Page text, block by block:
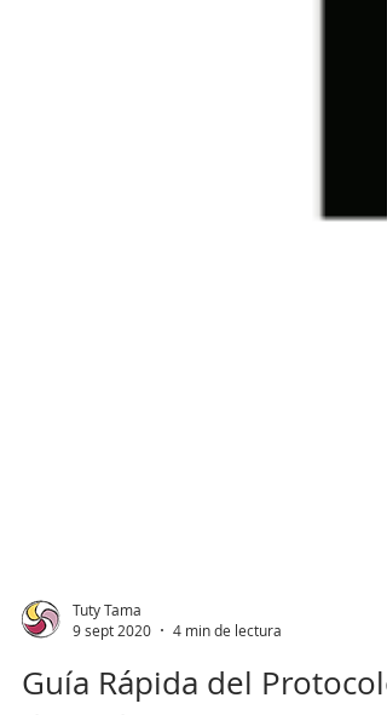
9 sept 2020
4 min de lectura